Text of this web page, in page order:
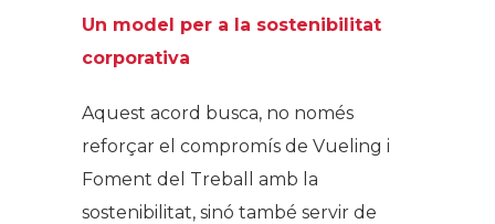
Un model per a la sostenibilitat
corporativa
Aquest acord busca, no només
reforçar el compromís de Vueling i
Foment del Treball amb la
sostenibilitat, sinó també servir de